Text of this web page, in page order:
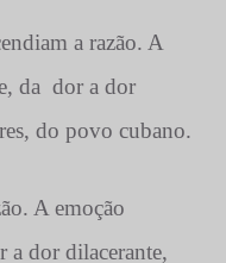
a razão. A
da dor a dor
do povo cubano.
A emoção
a dor dilacerante,